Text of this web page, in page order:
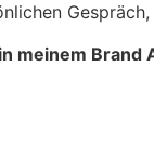
meinem Brand